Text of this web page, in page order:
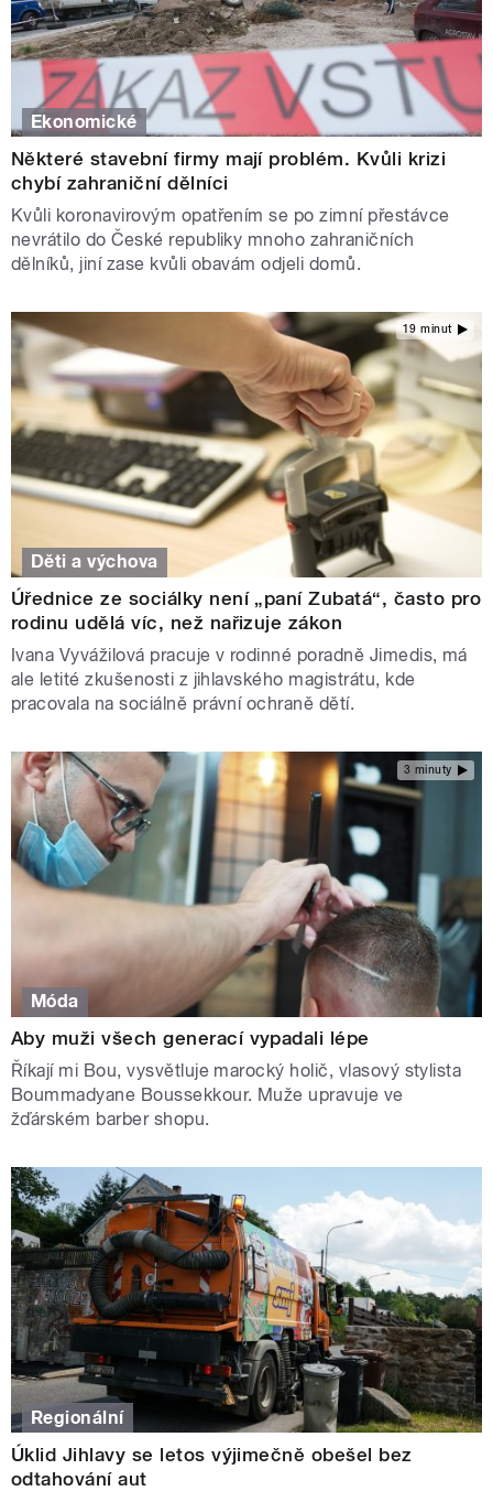
Ekonomické
Některé stavební firmy mají problém. Kvůli krizi
chybí zahraniční dělníci
Kvůli koronavirovým opatřením se po zimní přestávce
nevrátilo do České republiky mnoho zahraničních
dělníků, jiní zase kvůli obavám odjeli domů.
19 minut
Děti a výchova
Úřednice ze sociálky není „paní Zubatá“, často pro
rodinu udělá víc, než nařizuje zákon
Ivana Vyvážilová pracuje v rodinné poradně Jimedis, má
ale letité zkušenosti z jihlavského magistrátu, kde
pracovala na sociálně právní ochraně dětí.
3 minuty
Móda
Aby muži všech generací vypadali lépe
Říkají mi Bou, vysvětluje marocký holič, vlasový stylista
Boummadyane Boussekkour. Muže upravuje ve
žďárském barber shopu.
Regionální
Úklid Jihlavy se letos výjimečně obešel bez
odtahování aut